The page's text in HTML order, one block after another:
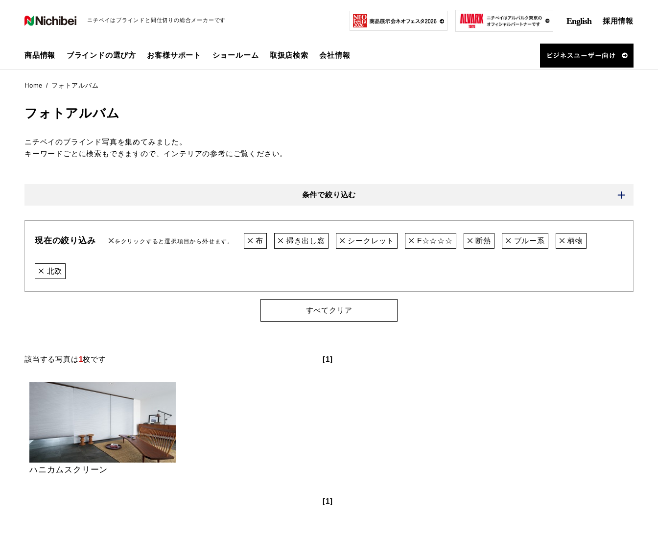
ニチベイはブラインドと間仕切りの総合メーカーです English 採用情報
商品情報 ブラインドの選び方 お客様サポート ショールーム 取扱店検索 会社情報
Home フォトアルバム
フォトアルバム
ニチベイのブラインド写真を集めてみました。
キーワードごとに検索もできますので、インテリアの参考にご覧ください。
条件で絞り込む
現在の絞り込み をクリックすると選択項目から外せます。 布 掃き出し窓 シークレット F☆☆☆☆ 断熱 ブルー系 柄物
北欧
すべてクリア
該当する写真は1枚です [1]
ハニカムスクリーン
[1]